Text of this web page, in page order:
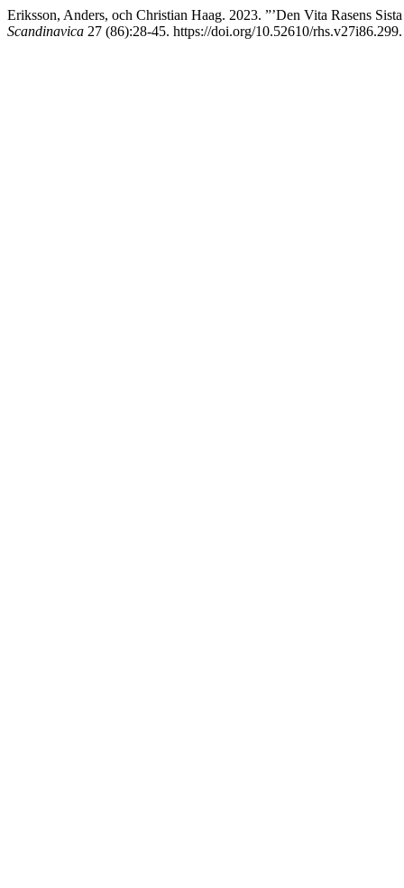
Eriksson, Anders, och Christian Haag. 2023. ”’Den Vita Rasens
Scandinavica 27 (86):28-45. https://doi.org/10.52610/rhs.v27i86.299.